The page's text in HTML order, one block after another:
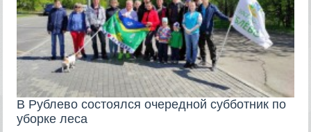
В Рублево состоялся очередной субботник по
уборке леса